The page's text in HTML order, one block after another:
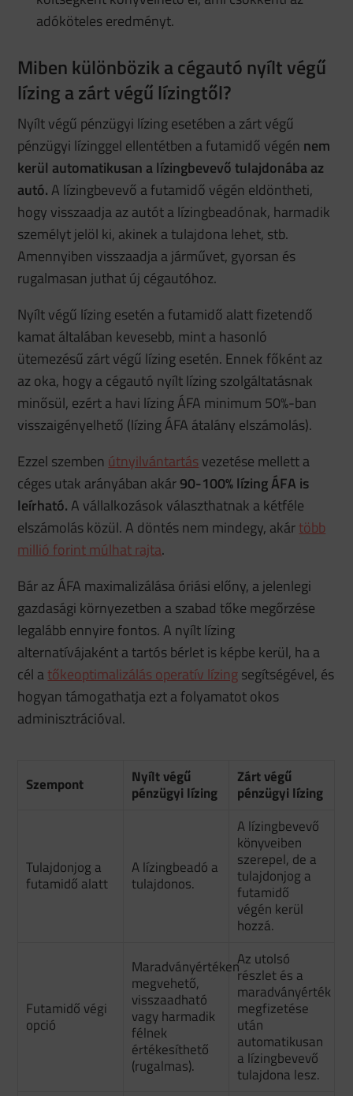
adóköteles eredményt.
Miben különbözik a cégautó nyílt végű
lízing a zárt végű lízingtől?
Nyílt végű pénzügyi lízing esetében a zárt végű
pénzügyi lízinggel ellentétben a futamidő végén nem
kerül automatikusan a lízingbevevő tulajdonába az
autó.A lízingbevevő a futamidő végén eldöntheti,
hogy visszaadja az autót a lízingbeadónak, harmadik
személyt jelöl ki, akinek a tulajdona lehet, stb.
Amennyiben visszaadja a járművet, gyorsan és
rugalmasan juthat új cégautóhoz.
Nyílt végű lízing esetén a futamidő alatt fizetendő
kamat általában kevesebb, mint a hasonló
ütemezésű zárt végű lízing esetén. Ennek főként az
az oka, hogy a cégautó nyílt lízing szolgáltatásnak
minősül, ezért a havi lízing ÁFA minimum 50%-ban
visszaigényelhető (lízing ÁFA átalány elszámolás).
Ezzel szemben útnyilvántartásvezetése mellett a
céges utak arányában akár90-100% lízing ÁFA is
leírható.A vállalkozások választhatnak a kétféle
elszámolás közül. A döntés nem mindegy, akártöbb
millió forint múlhat rajta.
Bár az ÁFA maximalizálása óriási előny, a jelenlegi
gazdasági környezetben a szabad tőke megőrzése
legalább ennyire fontos. A nyílt lízing
alternatívájaként a tartós bérlet is képbe kerül, ha a
cél atőkeoptimalizálás operatív lízingsegítségével, és
hogyan támogathatja ezt a folyamatot okos
adminisztrációval.
Szempont
Nyílt végű
pénzügyi lízing
Zárt végű
pénzügyi lízing
Tulajdonjog a
futamidő alatt
A lízingbeadó a
tulajdonos.
A lízingbevevő
könyveiben
szerepel, de a
tulajdonjog a
futamidő
végén kerül
hozzá.
Futamidő végi
opció
Maradványértéken
megvehető,
visszaadható
vagy harmadik
félnek
értékesíthető
(rugalmas).
Az utolsó
részlet és a
maradványérték
megfizetése
után
automatikusan
a lízingbevevő
tulajdona lesz.